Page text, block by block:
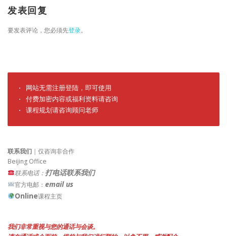
发表回复
要发表评论，您必须先登录。
· 网站无需注册登陆，即可使用
· 付费加密内容或福利资料请咨询
· 课程规划请咨询顾问老师
联系我们 ｜仅咨询非合作
Beijing Office
联系电话： 打电话联系我们
官方电邮： email us
Online课程主页
我们非常重视与您的通话与会谈。